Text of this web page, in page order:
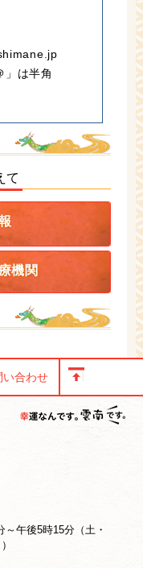
」は半角
て
機関
い合わせ
午後5時15分（土・